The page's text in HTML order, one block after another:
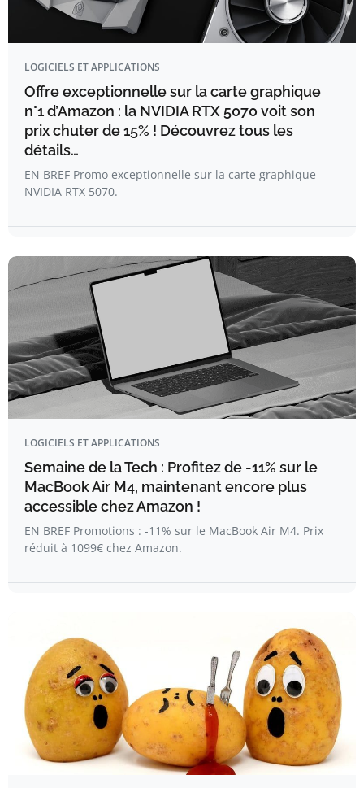
LOGICIELS ET APPLICATIONS
Offre exceptionnelle sur la carte graphique
n°1 d’Amazon : la NVIDIA RTX 5070 voit son
prix chuter de 15% ! Découvrez tous les
détails…
EN BREF Promo exceptionnelle sur la carte graphique
NVIDIA RTX 5070.
LOGICIELS ET APPLICATIONS
Semaine de la Tech : Profitez de -11% sur le
MacBook Air M4, maintenant encore plus
accessible chez Amazon !
EN BREF Promotions : -11% sur le MacBook Air M4. Prix
réduit à 1099€ chez Amazon.